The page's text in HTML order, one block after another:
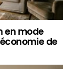
en mode
de